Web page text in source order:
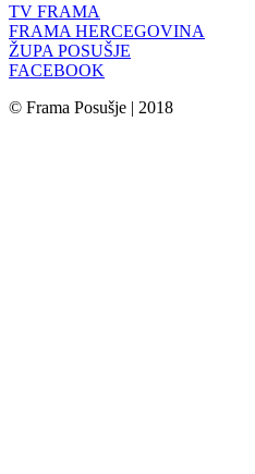
TV FRAMA
FRAMA HERCEGOVINA
ŽUPA POSUŠJE
FACEBOOK
© Frama Posušje | 2018